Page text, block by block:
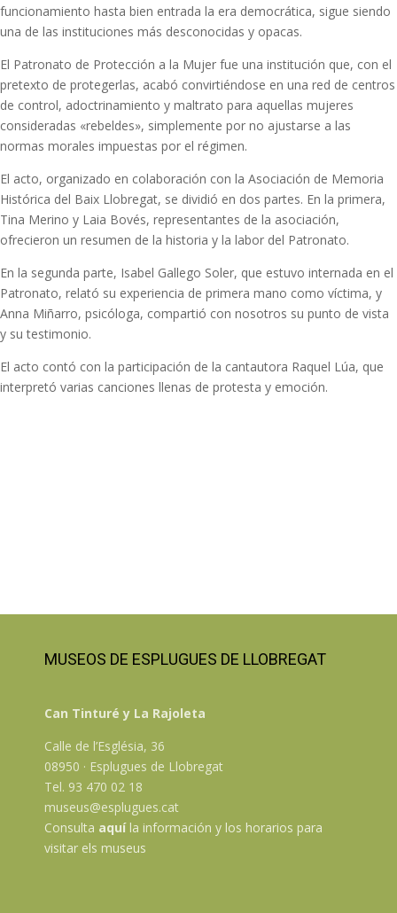
funcionamiento hasta bien entrada la era democrática, sigue siendo
una de las instituciones más desconocidas y opacas.
El Patronato de Protección a la Mujer fue una institución que, con el
pretexto de protegerlas, acabó convirtiéndose en una red de centros
de control, adoctrinamiento y maltrato para aquellas mujeres
consideradas «rebeldes», simplemente por no ajustarse a las
normas morales impuestas por el régimen.
El acto, organizado en colaboración con la Asociación de Memoria
Histórica del Baix Llobregat, se dividió en dos partes. En la primera,
Tina Merino y Laia Bovés, representantes de la asociación,
ofrecieron un resumen de la historia y la labor del Patronato.
En la segunda parte, Isabel Gallego Soler, que estuvo internada en el
Patronato, relató su experiencia de primera mano como víctima, y
Anna Miñarro, psicóloga, compartió con nosotros su punto de vista
y su testimonio.
El acto contó con la participación de la cantautora Raquel Lúa, que
interpretó varias canciones llenas de protesta y emoción.
MUSEOS DE ESPLUGUES DE LLOBREGAT
Can Tinturé y La Rajoleta
Calle de l’Església, 36
08950 · Esplugues de Llobregat
Tel. 93 470 02 18
museus@esplugues.cat
Consulta aquíla información y los horarios para
visitar els museus